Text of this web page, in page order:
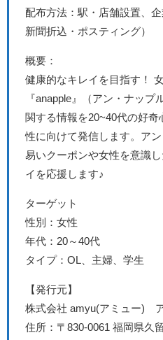
配布方法：駅・店舗設置、
新聞折込・ポスティング）
概要：
健康的なキレイを目指す！
『anapple』（アン・ナップ
関する情報を20~40代の好奇
性に向けて発信します。 ア
易いクーポンや女性を意識
イを応援します♪
ターゲット
性別：女性
年代：20～40代
タイプ：OL、主婦、学生
【発行元】
株式会社 amyu(アミュー)
住所：〒830-0061 福岡県久